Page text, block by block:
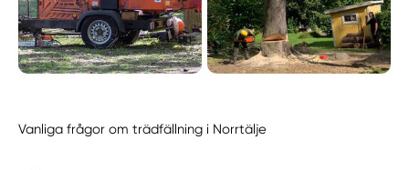
Vanliga frågor om trädfällning i Norrtälje